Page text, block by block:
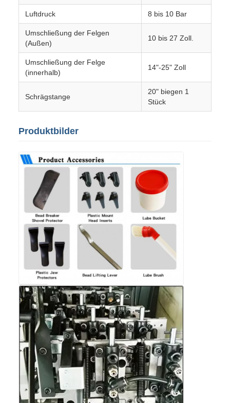
Luftdruck 8 bis 10 Bar
Umschließung der Felgen
(Außen)
10 bis 27 Zoll.
Umschließung der Felge
(innerhalb)
14"-25" Zoll
Schrägstange
20" biegen 1
Stück
Produktbilder